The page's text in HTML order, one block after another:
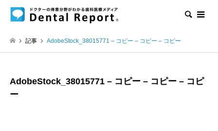
検索
記事 AdobeStock_38015771 – コピー – コピー – コピー
AdobeStock_38015771 – コピー – コピー – コピ
ー